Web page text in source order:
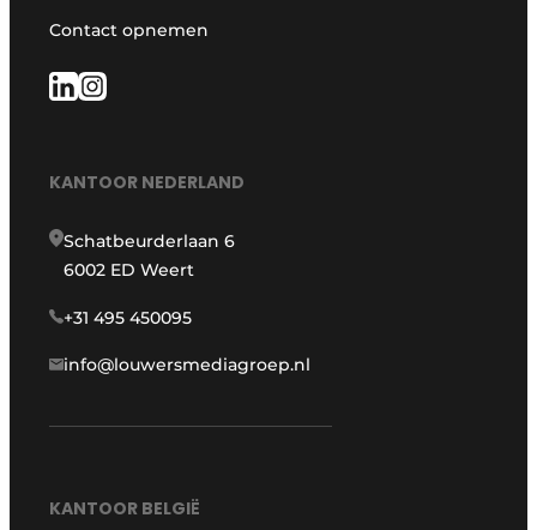
Contact opnemen
KANTOOR NEDERLAND
Schatbeurderlaan 6
6002 ED Weert
+31 495 450095
info@louwersmediagroep.nl
KANTOOR BELGIË